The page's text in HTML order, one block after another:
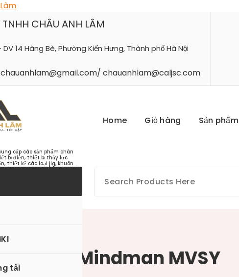
CHÂU ANH LÂM
14 Hàng Bè, Phường Kiến Hưng, Thành phố Hà Nội
chauanhlam@caljsc.com
cấp các sản phẩm chân
bị điện, thiết bị thủy lực
thiết kế các loại jig, khuôn...
Home Giỏ hàng Sản phẩm
tảiđiện từ Mindman MVSY